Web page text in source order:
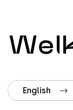
English